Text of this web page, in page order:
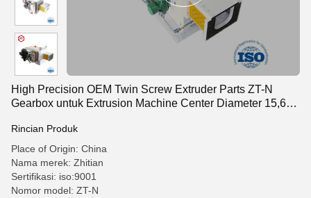
High Precision OEM Twin Screw Extruder Parts ZT-N
Gearbox untuk Extrusion Machine Center Diameter 15,6-
Rincian Produk
Place of Origin: China
Nama merek: Zhitian
Sertifikasi: iso:9001
Nomor model: ZT-N